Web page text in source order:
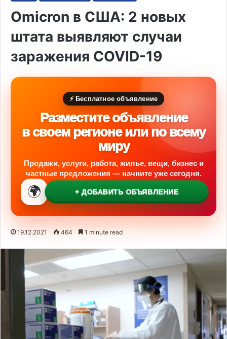
Omicron в США: 2 новых
штата выявляют случаи
заражения COVID-19
⚡ Бесплатное объявление
Разместите объявление
в своем регионе или по всему
миру
Продажи, услуги, работа, жилье, вещи, бизнес и
частные предложения — начните уже сегодня.
🌍 + ДОБАВИТЬ ОБЪЯВЛЕНИЕ
19.12.2021 464 1 minute read